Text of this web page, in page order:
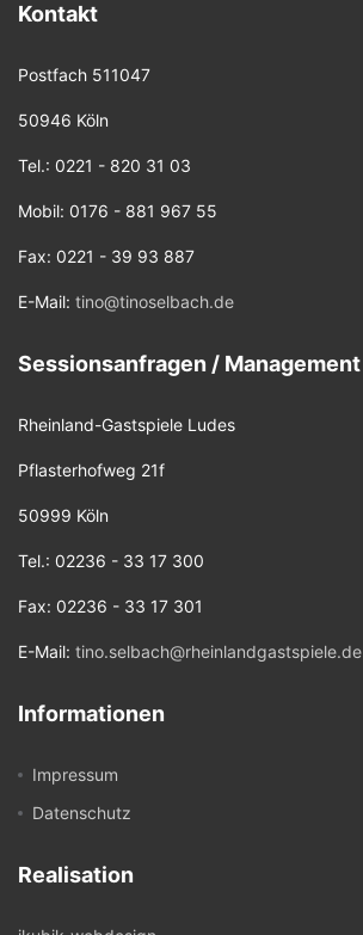
Kontakt
Postfach 511047
50946 Köln
Tel.: 0221 - 820 31 03
Mobil: 0176 - 881 967 55
Fax: 0221 - 39 93 887
E-Mail: tino@tinoselbach.de
Sessionsanfragen / Management
Rheinland-Gastspiele Ludes
Pflasterhofweg 21f
50999 Köln
Tel.: 02236 - 33 17 300
Fax: 02236 - 33 17 301
E-Mail: tino.selbach@rheinlandgastspiele.de
Informationen
Impressum
Datenschutz
Realisation